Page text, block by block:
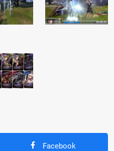
Facebook